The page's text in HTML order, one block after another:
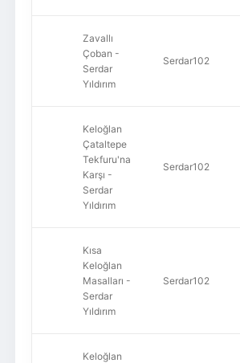
Zavallı
Çoban -
Serdar
Yıldırım
Serdar102
Keloğlan
Çataltepe
Tekfuru'na
Karşı -
Serdar
Yıldırım
Serdar102
Kısa
Keloğlan
Masalları -
Serdar
Yıldırım
Serdar102
Keloğlan